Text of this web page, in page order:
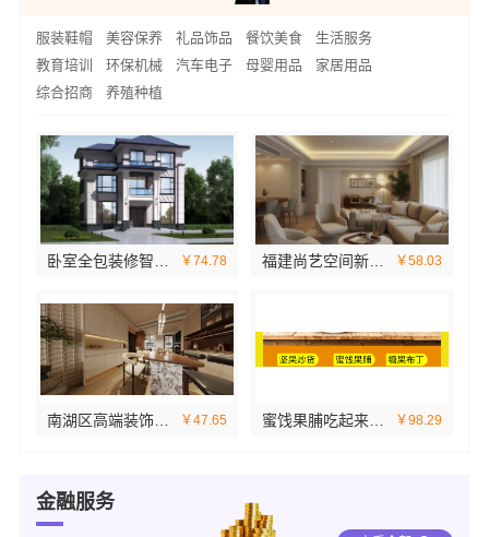
服装鞋帽 美容保养 礼品饰品 餐饮美食
生活服务
教育培训
环保机械 汽车电子 母婴用品
家居用品
综合招商
养殖种植
￥74.78
南湖区高端装饰怎么样，嘉兴锦居装饰材料有限公司品质如何 ￥47.65
福建尚艺空间新材料科技有限公司，泉州家装价格透明明细 ￥58.03
蜜饯果脯吃起来好吃吗 ￥98.29
金融服务